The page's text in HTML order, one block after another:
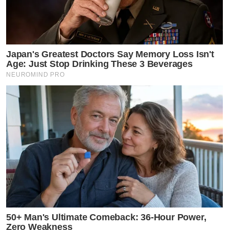
Japan's Greatest Doctors Say Memory Loss Isn't
Age: Just Stop Drinking These 3 Beverages
NEUROMIND PRO
50+ Man's Ultimate Comeback: 36-Hour Power,
Zero Weakness